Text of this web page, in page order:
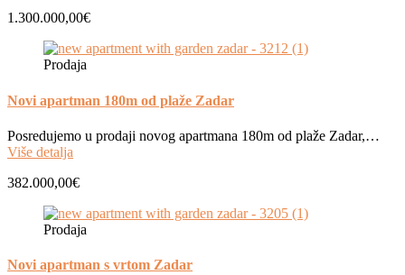
1.300.000,00€
Prodaja
Novi apartman 180m od plaže Zadar
Posredujemo u prodaji novog apartmana 180m od plaže Zadar,…
Više detalja
382.000,00€
Prodaja
Novi apartman s vrtom Zadar